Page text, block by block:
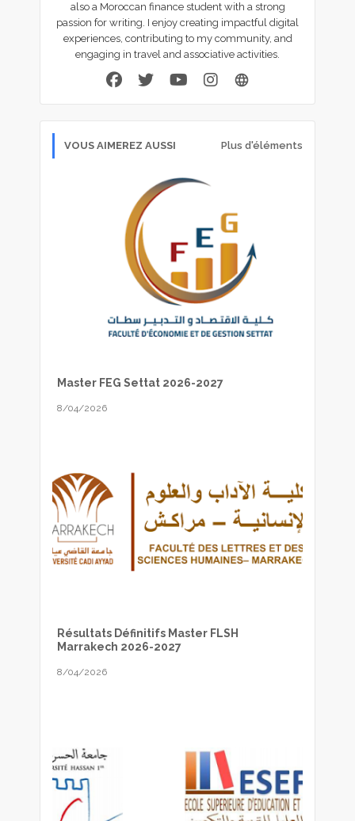
also a Moroccan finance student with a strong
passion for writing. I enjoy creating impactful digital
experiences, contributing to my community, and
engaging in travel and associative activities.
VOUS AIMEREZ AUSSI Plus d'éléments
Master FEG Settat 2026-2027
8/04/2026
Résultats Définitifs Master FLSH
Marrakech 2026-2027
8/04/2026